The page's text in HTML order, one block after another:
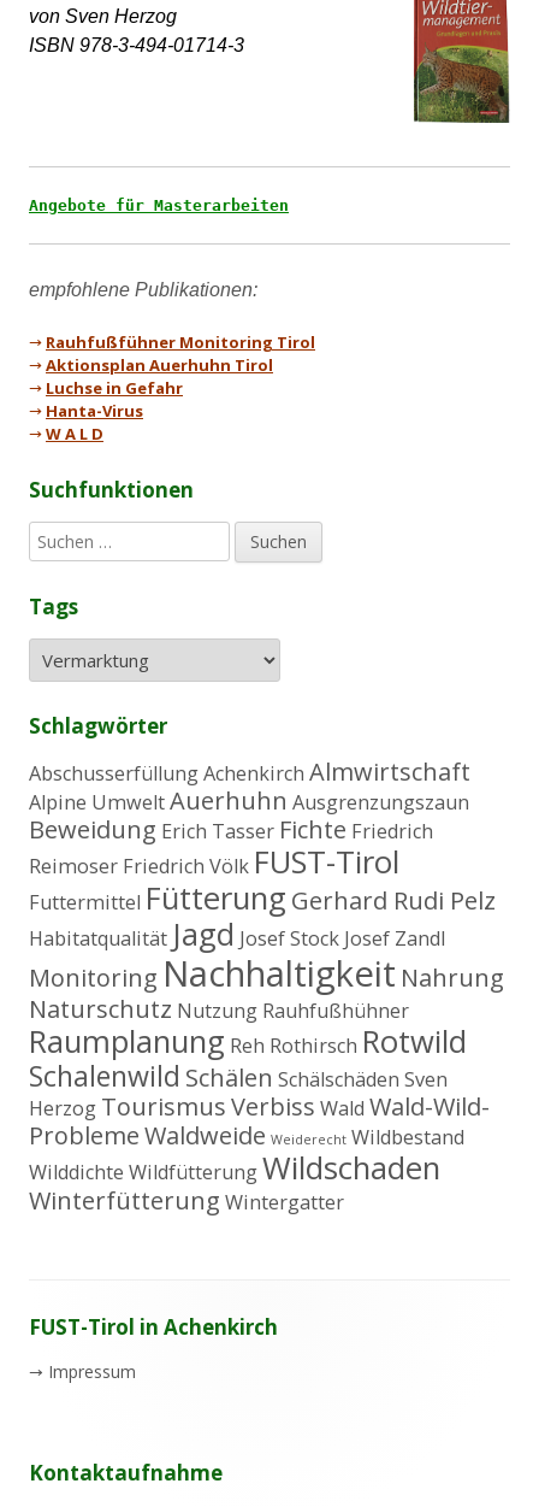
von Sven Herzog
ISBN 978-3-494-01714-3
Angebote für Masterarbeiten
→ Rauhfußfühner Monitoring Tirol
→Aktionsplan Auerhuhn Tirol
→ Luchse in Gefahr
→ Hanta-Virus
→W A L D
Suchfunktionen
u
h
e
n
c
h
:
Tags
Schlagwörter
AbschusserfüllungAchenkirch Almwirtschaft
Alpine UmweltAuerhuhn Ausgrenzungszaun
Beweidung Erich Tasser Fichte Friedrich
Reimoser Friedrich Völk FUST-Tirol
Futtermittel Fütterung Gerhard Rudi Pelz
Habitatqualität Jagd Josef Stock Josef Zandl
Monitoring Nachhaltigkeit Nahrung
Naturschutz Nutzung Rauhfußhühner
Raumplanung Reh Rothirsch Rotwild
Schalenwild Schälen Schälschäden Sven
Herzog TourismusVerbiss Wald Wald-Wild-
ProblemeWaldweide Weiderecht Wildbestand
Wilddichte WildfütterungWildschaden
Winterfütterung Wintergatter
Inhalt
FUST-Tirol in Achenkirch
→ Impressum
Kontaktaufnahme